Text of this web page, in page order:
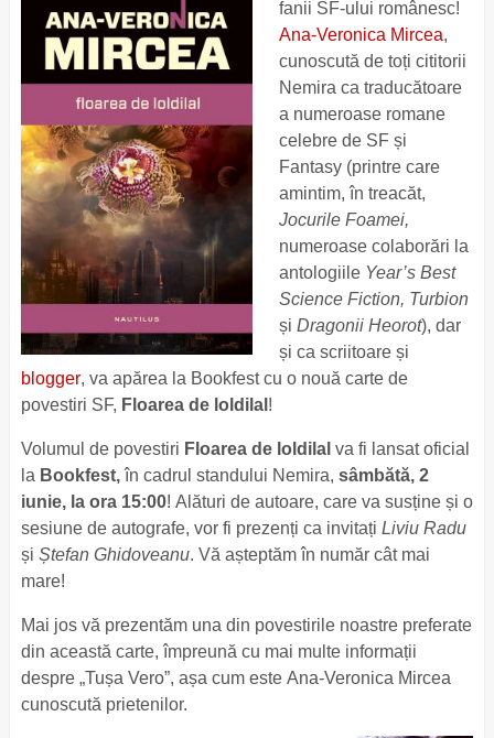
fanii SF-ului românesc!
Ana-Veronica Mircea,
cunoscută de toți cititorii
Nemira ca traducătoare
a numeroase romane
celebre de SF și
Fantasy (printre care
amintim, în treacăt,
Jocurile Foamei,
numeroase colaborări la
antologiile Year’s Best
Science Fiction, Turbion
și Dragonii Heorot), dar
și ca scriitoare și
blogger, va apărea la Bookfest cu o nouă carte de
povestiri SF, Floarea de loldilal !
Volumul de povestiri Floarea de loldilal va fi lansat oficial
la Bookfest,în cadrul standului Nemira, sâmbătă, 2
iunie, la ora 15:00! Alături de autoare, care va susține și o
sesiune de autografe, vor fi prezenți ca invitați Liviu Radu
și Ștefan Ghidoveanu. Vă așteptăm în număr cât mai
mare!
Mai jos vă prezentăm una din povestirile noastre preferate
din această carte, împreună cu mai multe informații
despre „Tușa Vero”, așa cum este Ana-Veronica Mircea
cunoscută prietenilor.